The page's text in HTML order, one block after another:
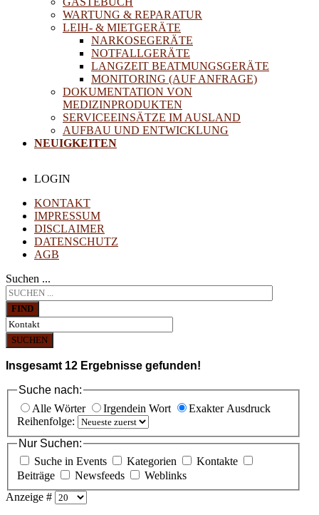
WARTUNG & REPARATUR
LEIH- & MIETGERÄTE
NARKOSEGERÄTE
NOTFALLGERÄTE
LANGZEIT BEATMUNGSGERÄTE
MONITORING (AUF ANFRAGE)
DOKUMENTATION VON
MEDIZINPRODUKTEN
SERVICEEINSÄTZE IM AUSLAND
AUFBAU UND ENTWICKLUNG
NEUIGKEITEN
LOGIN
KONTAKT
IMPRESSUM
DISCLAIMER
DATENSCHUTZ
AGB
Suchen ...
FIND
SUCHEN
Insgesamt 12 Ergebnisse gefunden!
Suche nach:
Alle Wörter
Irgendein Wort
Exakter Ausdruck
Reihenfolge:
Nur Suchen:
Suche in Events
Kategorien
Kontakte
Beiträge
Newsfeeds
Weblinks
Anzeige #